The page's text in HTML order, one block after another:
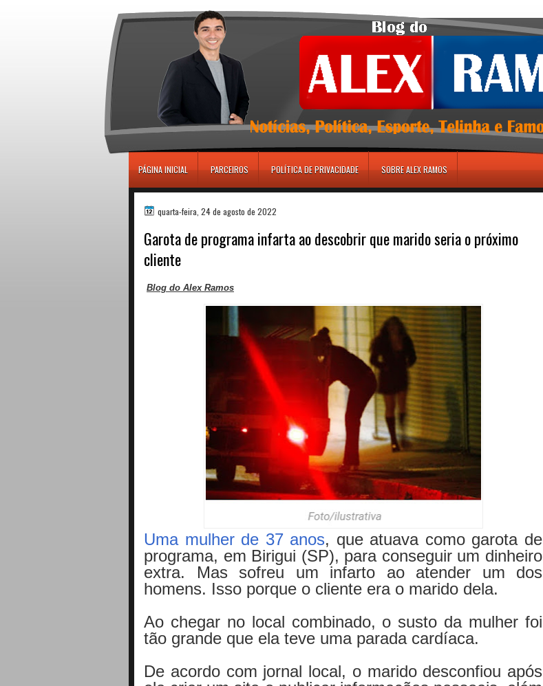
PÁGINA INICIAL PARCEIROS POLÍTICA DE PRIVACIDADE SOBRE ALEX RAMOS
quarta-feira, 24 de agosto de 2022
Garota de programa infarta ao descobrir que marido seria o próximo
cliente
Blog do Alex Ramos
Uma mulher de 37 anos, que atuava como garota de
programa, em Birigui (SP), para conseguir um dinheiro
extra. Mas sofreu um infarto ao atender um dos
homens. Isso porque o cliente era o marido dela.
Ao chegar no local combinado, o susto da mulher foi
tão grande que ela teve uma parada cardíaca.
De acordo com jornal local, o marido desconfiou após